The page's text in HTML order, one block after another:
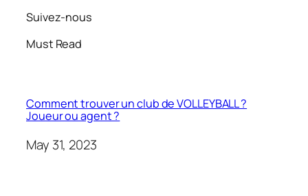
Suivez-nous
Must Read
Comment trouver un club de VOLLEYBALL ?
Joueur ou agent ?
May 31, 2023